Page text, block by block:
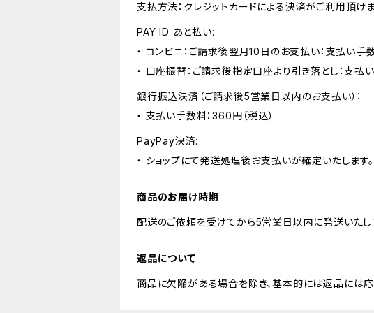
支払方法：クレジットカードによる決済がご利用頂け
PAY ID あと払い:
・ コンビニ：ご請求後翌月10日のお支払い：支払い手
・ 口座振替：ご請求後指定口座より引き落とし：支払
銀行振込決済（ご請求後5営業日以内のお支払い）：
・ 支払い手数料：360円（税込）
PayPay決済:
・ ショップにて発送処理後お支払いが確定いたします。
商品のお届け時期
配送のご依頼を受けてから5営業日以内に発送いたし
返品について
商品に欠陥がある場合を除き、基本的には返品には応